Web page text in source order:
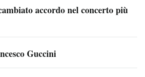
accordo nel concerto più
Guccini